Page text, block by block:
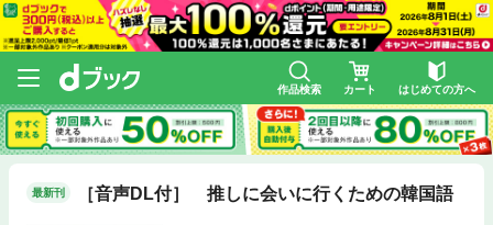
作品検索 カート はじめての方へ
最新刊 ［音声DL付］ 推しに会いに行くための韓国語